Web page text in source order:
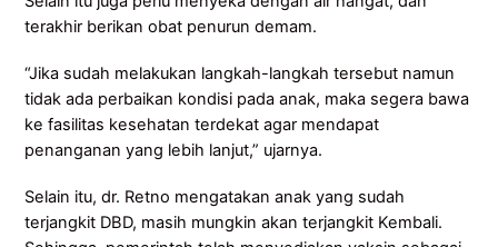
terakhir berikan obat penurun demam.
“Jika sudah melakukan langkah-langkah tersebut namun
tidak ada perbaikan kondisi pada anak, maka segera bawa
ke fasilitas kesehatan terdekat agar mendapat
penanganan yang lebih lanjut,” ujarnya.
Selain itu, dr. Retno mengatakan anak yang sudah
terjangkit DBD, masih mungkin akan terjangkit Kembali.